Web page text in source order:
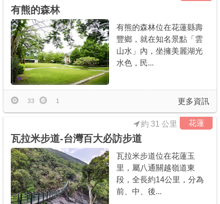
有熊的森林
有熊的森林位在花蓮縣壽
豐鄉，就在知名景點「雲
山水」內，坐擁美麗湖光
水色，民...
更多資訊
33 1
花蓮
瓦拉米步道-台灣百大必訪步道
約 31 公里
瓦拉米步道位在花蓮玉
里，屬八通關越嶺道東
段，全長約14公里，分為
前、中、後...